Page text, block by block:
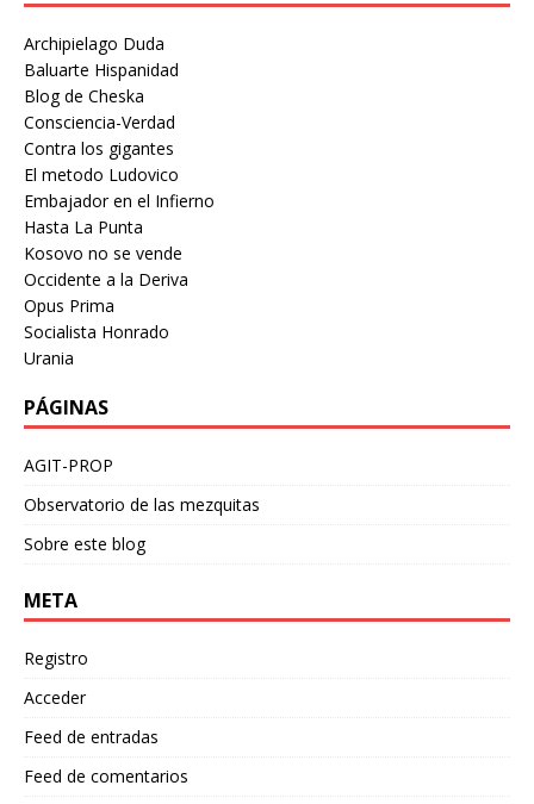
Archipielago Duda
Baluarte Hispanidad
Blog de Cheska
Consciencia-Verdad
Contra los gigantes
El metodo Ludovico
Embajador en el Infierno
Hasta La Punta
Kosovo no se vende
Occidente a la Deriva
Opus Prima
Socialista Honrado
Urania
PÁGINAS
AGIT-PROP
Observatorio de las mezquitas
Sobre este blog
META
Registro
Acceder
Feed de entradas
Feed de comentarios